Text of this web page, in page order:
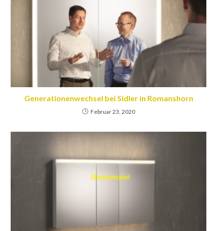
Generationenwechsel bei Sidler in Romanshorn
Februar 23, 2020